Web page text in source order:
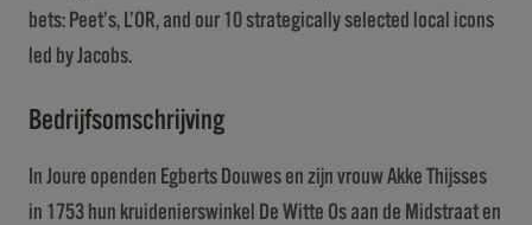
bets: Peet’s, L’OR, and our 10 strategically selected local icons
led by Jacobs.
Bedrijfsomschrijving
In Joure openden Egberts Douwes en zijn vrouw Akke Thijsses
in 1753 hun kruidenierswinkel De Witte Os aan de Midstraat en